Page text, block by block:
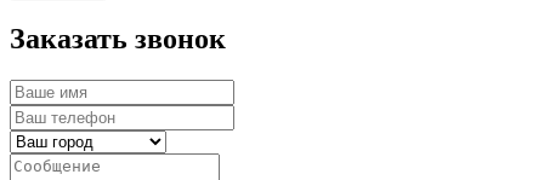
Заказать звонок